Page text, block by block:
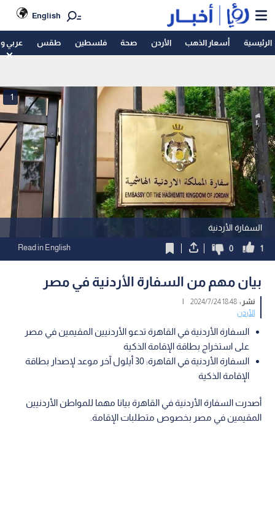
English
الرئيسية أسعار الذهب الأردن صحة فلسطين طقس عربي
السفارة الأردنية
1
1
0
Read in English
بيان مهم من السفارة الأردنية في مصر
نشر :18:48 2024/7/24
|
الأردن
السفارة الأردنية في القاهرة تدعو الأردنيين المقيمين في مصر
على استخراج بطاقة الإقامة الذكية
السفارة الأردنية في القاهرة: 30 أيلول آخر موعد لإصدار بطاقة
الإقامة الذكية
أصدرت السفارة الأردنية في القاهرة بيانا مهما للمواطن الأردنيين
المقيمين في مصر بخصوص متطلبات الإقامة.